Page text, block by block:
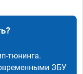
тюнинга.
ЭБУ